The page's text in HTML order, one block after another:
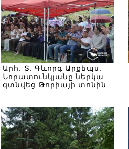
Արհ. Տ. Գևորգ Արքեպս.
Նորատունկյանը ներկա
գտնվեց Թորիայի տոնին